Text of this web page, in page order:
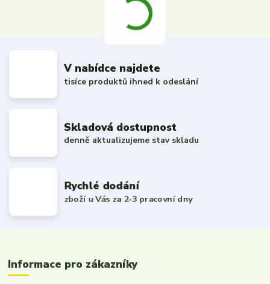
V nabídce najdete
tisíce produktů ihned k odeslání
Skladová dostupnost
denně aktualizujeme stav skladu
Rychlé dodání
zboží u Vás za 2-3 pracovní dny
Informace pro zákazníky